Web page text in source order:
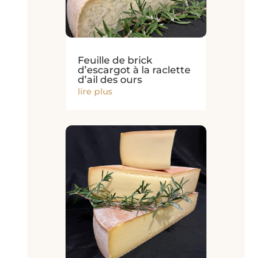
Feuille de brick
d’escargot à la raclette
d’ail des ours
lire plus